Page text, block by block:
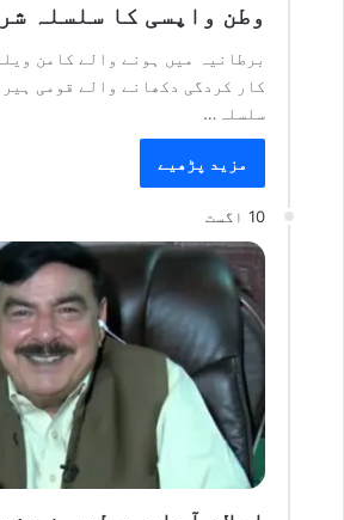
وطن واپسی کا سلسلہ
برطانیہ میں ہونے والے کامن
کار کردگی دکھانے والے قومی
سلسلہ…
مزید پڑھیے
10 اگست